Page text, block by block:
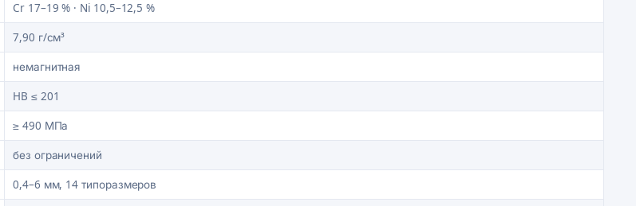
Cr 17–19 % · Ni 10,5–12,5 %
7,90 г/см³
немагнитная
HB ≤ 201
≥ 490 МПа
без ограничений
0,4–6 мм, 14 типоразмеров